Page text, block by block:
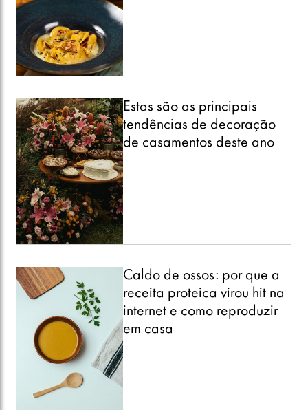
Estas são as principais
tendências de decoração
de casamentos deste ano
Caldo de ossos: por que a
receita proteica virou hit na
internet e como reproduzir
em casa